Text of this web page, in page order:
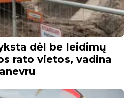
dėl be leidimų
rato vietos, vadina